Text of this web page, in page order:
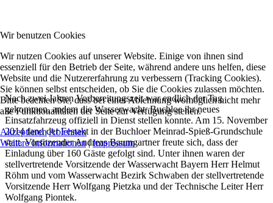
Nach zwei Jahren Vorbereitungszeit war endlich der Tag
gekommen, andem die Wasserwacht Buchloe ihr neues
Einsatzfahrzeug offiziell in Dienst stellen konnte. Am 15. November
2014 fand der Festakt in der Buchloer Meinrad-Spieß-Grundschule
statt. Vorsitzender Andreas Baumgartner freute sich, dass der
Einladung über 160 Gäste gefolgt sind. Unter ihnen waren der
stellvertretende Vorsitzende der Wasserwacht Bayern Herr Helmut
Röhm und vom Wasserwacht Bezirk Schwaben der stellvertretende
Vorsitzende Herr Wolfgang Pietzka und der Technische Leiter Herr
Wolfgang Piontek.
Wir benutzen Cookies
Wir nutzen Cookies auf unserer Website. Einige von ihnen sind
essenziell für den Betrieb der Seite, während andere uns helfen, diese
Website und die Nutzererfahrung zu verbessern (Tracking Cookies).
Sie können selbst entscheiden, ob Sie die Cookies zulassen möchten.
Bitte beachten Sie, dass bei einer Ablehnung womöglich nicht mehr
alle Funktionalitäten der Seite zur Verfügung stehen.
AkzeptierenAblehnen
Weitere Informationen|Impressum